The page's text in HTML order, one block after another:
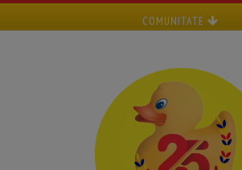
COMUNITATE